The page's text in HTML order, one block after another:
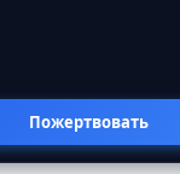
Пожертвовать